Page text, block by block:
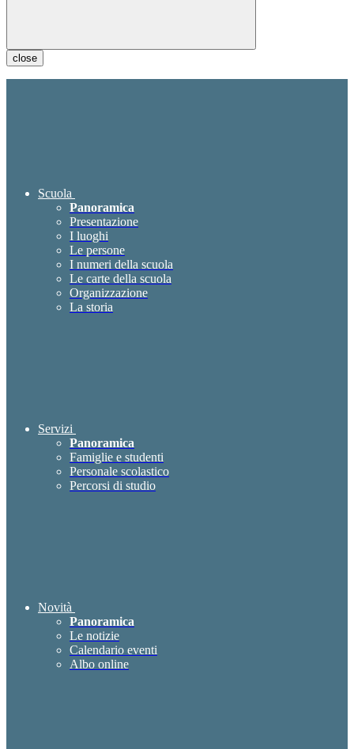
close
Scuola
Panoramica
Presentazione
I luoghi
Le persone
I numeri della scuola
Le carte della scuola
Organizzazione
La storia
Servizi
Panoramica
Famiglie e studenti
Personale scolastico
Percorsi di studio
Novità
Panoramica
Le notizie
Calendario eventi
Albo online